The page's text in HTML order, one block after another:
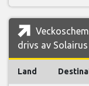
drivs av
Land